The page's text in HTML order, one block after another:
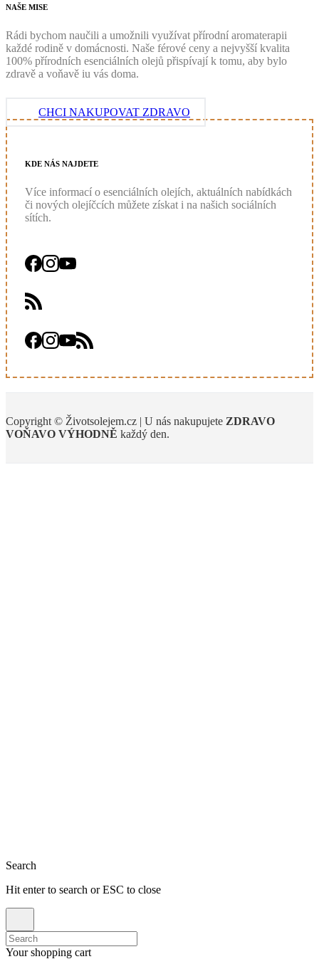
NAŠE MISE
Rádi bychom naučili a umožnili využívat přírodní aromaterapii
každé rodině v domácnosti. Naše férové ceny a nejvyšší kvalita
100% přírodních esenciálních olejů přispívají k tomu, aby bylo
zdravě a voňavě iu vás doma.
CHCI NAKUPOVAT ZDRAVO
KDE NÁS NAJDETE
Více informací o esenciálních olejích, aktuálních nabídkách
či nových olejíčcích můžete získat i na našich sociálních
sítích.
Copyright © Životsolejem.cz | U nás nakupujete ZDRAVO
VOŇAVO VÝHODNĚ každý den.
Search
Hit enter to search or ESC to close
Search
for:
Your shopping cart